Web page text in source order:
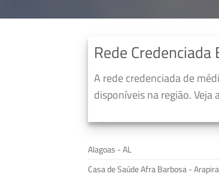
Rede
A rede credenciada de
disponíveis na região. Veja
Alagoas - AL
Casa de Saúde Afra Barbosa -